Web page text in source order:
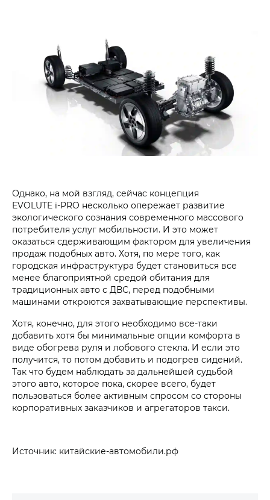
Однако, на мой взгляд, сейчас концепция
EVOLUTE i‑PRO несколько опережает развитие
экологического сознания современного массового
потребителя услуг мобильности. И это может
оказаться сдерживающим фактором для увеличения
продаж подобных авто. Хотя, по мере того, как
городская инфраструктура будет становиться все
менее благоприятной средой обитания для
традиционных авто с ДВС, перед подобными
машинами откроются захватывающие перспективы.
Хотя, конечно, для этого необходимо все-таки
добавить хотя бы минимальные опции комфорта в
виде обогрева руля и лобового стекла. И если это
получится, то потом добавить и подогрев сидений.
Так что будем наблюдать за дальнейшей судьбой
этого авто, которое пока, скорее всего, будет
пользоваться более активным спросом со стороны
корпоративных заказчиков и агрегаторов такси.
Источник: китайские-автомобили.рф